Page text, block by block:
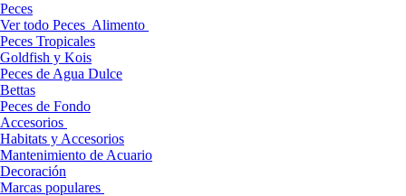
Peces
Ver todo Peces Alimento
Peces Tropicales
Goldfish y Kois
Peces de Agua Dulce
Bettas
Peces de Fondo
Accesorios
Habitats y Accesorios
Mantenimiento de Acuario
Decoración
Marcas populares